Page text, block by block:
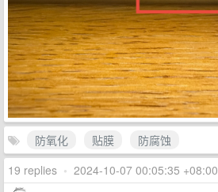
防氧化 贴膜
防腐蚀
19 replies • 2024-10-07 00:05:35 +08:00